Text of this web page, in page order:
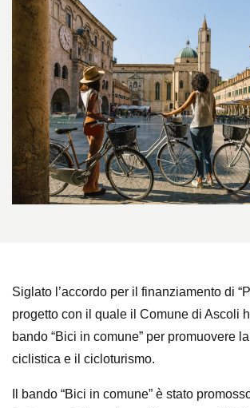
Siglato l’accordo per il finanziamento di
progetto con il quale il Comune di Ascoli
bando “Bici in comune” per promuovere
ciclistica e il cicloturismo.
Il bando “Bici in comune” è stato